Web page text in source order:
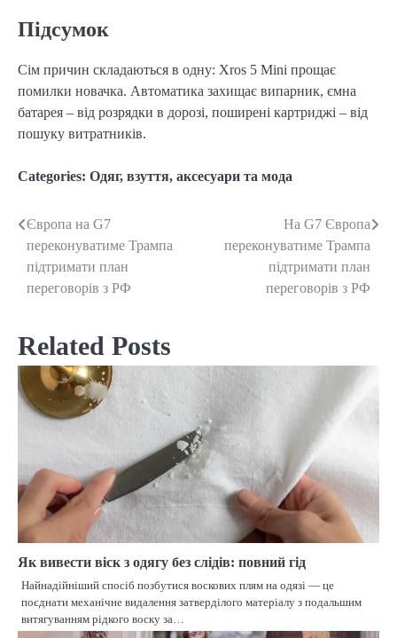
Підсумок
Сім причин складаються в одну: Xros 5 Mini прощає
помилки новачка. Автоматика захищає випарник, ємна
батарея – від розрядки в дорозі, поширені картриджі – від
пошуку витратників.
Categories: Одяг, взуття, аксесуари та мода
Post
navigation
Європа на G7
переконуватиме Трампа
підтримати план
переговорів з РФ
На G7 Європа
переконуватиме Трампа
підтримати план
переговорів з РФ
Related Posts
Як вивести віск з одягу без слідів: повний гід
Найнадійніший спосіб позбутися воскових плям на одязі — це
поєднати механічне видалення затверділого матеріалу з подальшим
витягуванням рідкого воску за…